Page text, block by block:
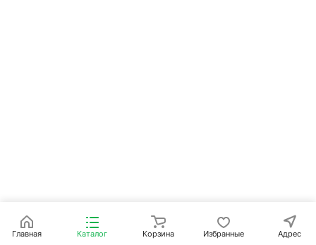
Главная Каталог Корзина Избранные Адрес